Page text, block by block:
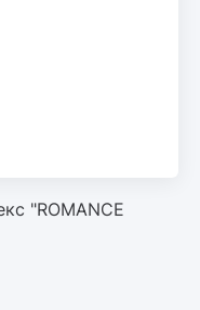
"ROMANCE